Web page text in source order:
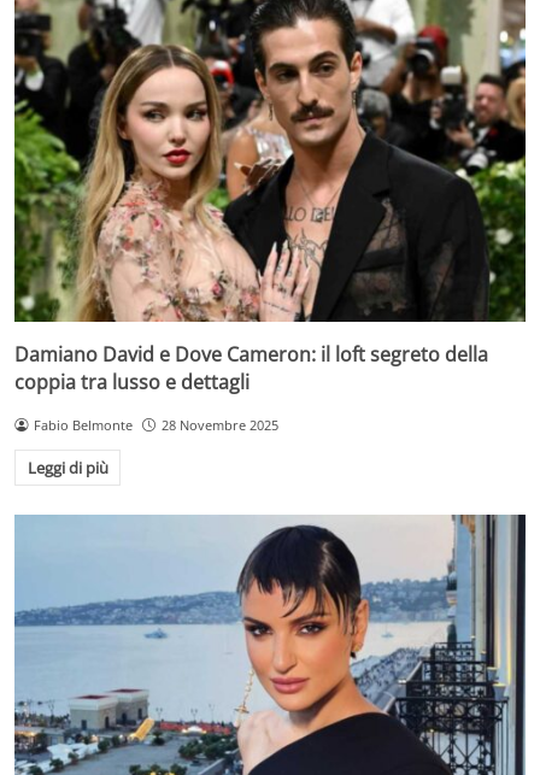
Damiano David e Dove Cameron: il loft segreto della
coppia tra lusso e dettagli
Fabio Belmonte 28 Novembre 2025
Leggi di più